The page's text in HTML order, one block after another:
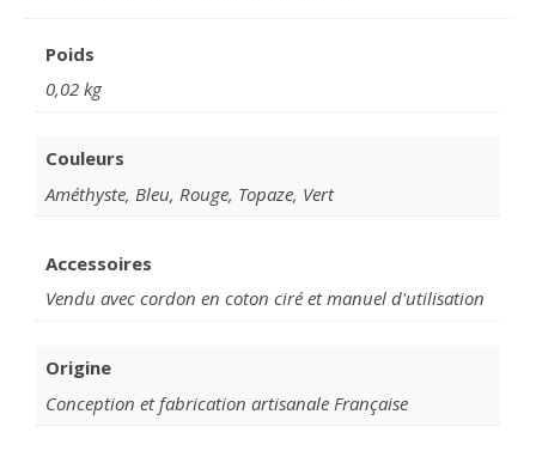
Poids
0,02 kg
Couleurs
Améthyste, Bleu, Rouge, Topaze, Vert
Accessoires
Vendu avec cordon en coton ciré et manuel d'utilisation
Origine
Conception et fabrication artisanale Française